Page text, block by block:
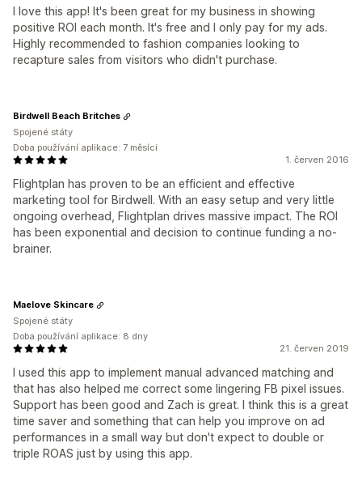
I love this app! It's been great for my business in showing
positive ROI each month. It's free and I only pay for my ads.
Highly recommended to fashion companies looking to
recapture sales from visitors who didn't purchase.
1. červen 2016
Flightplan has proven to be an efficient and effective
marketing tool for Birdwell. With an easy setup and very little
ongoing overhead, Flightplan drives massive impact. The ROI
has been exponential and decision to continue funding a no-
brainer.
Birdwell Beach Britches
Spojené státy
Doba používání aplikace: 7 měsíci
21. červen 2019
I used this app to implement manual advanced matching and
that has also helped me correct some lingering FB pixel issues.
Support has been good and Zach is great. I think this is a great
time saver and something that can help you improve on ad
performances in a small way but don't expect to double or
triple ROAS just by using this app.
Maelove Skincare
Spojené státy
Doba používání aplikace: 8 dny